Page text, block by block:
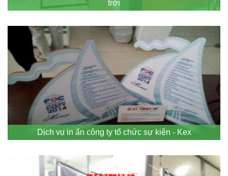
trời
Dịch vụ in ấn công ty tổ chức sự kiện - Kex